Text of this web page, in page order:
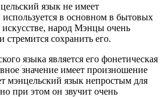
язык не имеет
используется в основном в бытовых
народ Мэнцы очень
стремится сохранить его.
языка является его фонетическая
значение имеет произношение
мэнцельский язык непростым для
при этом он звучит очень